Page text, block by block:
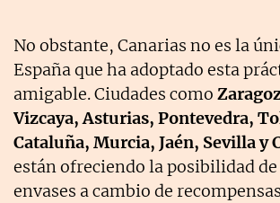
No obstante, Canarias no es la
España que ha adoptado esta
amigable. Ciudades como
Vizcaya, Asturias, Pontevedra,
Cataluña, Murcia, Jaén, Sevilla y
están ofreciendo la posibilidad
envases a cambio de